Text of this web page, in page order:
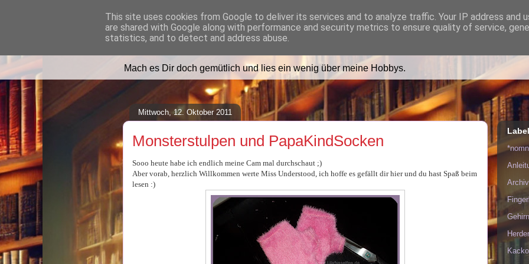
Lilafusselfee lädt Dich in ihr Wohnzimmer
Mach es Dir doch gemütlich und lies ein wenig über meine Hobbys.
Mittwoch, 12. Oktober 2011
Monsterstulpen und PapaKindSocken
Sooo heute habe ich endlich meine Cam mal durchschaut ;)
Aber vorab, herzlich Willkommen werte Miss Understood, ich hoffe es gefällt dir hier und du hast Spaß beim
lesen :)
Archiv
This site uses cookies from Google to deliver its services and to analyze traffic. Your IP address and
are shared with Google along with performance and security metrics to ensure quality of service,
statistics, and to detect and address abuse.